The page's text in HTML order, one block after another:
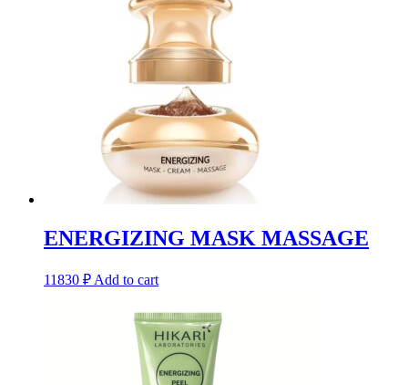
ENERGIZING MASK MASSAGE
11830 ₽ Add to cart